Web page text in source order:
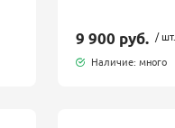
9 900 руб. / шт.
Наличие: много